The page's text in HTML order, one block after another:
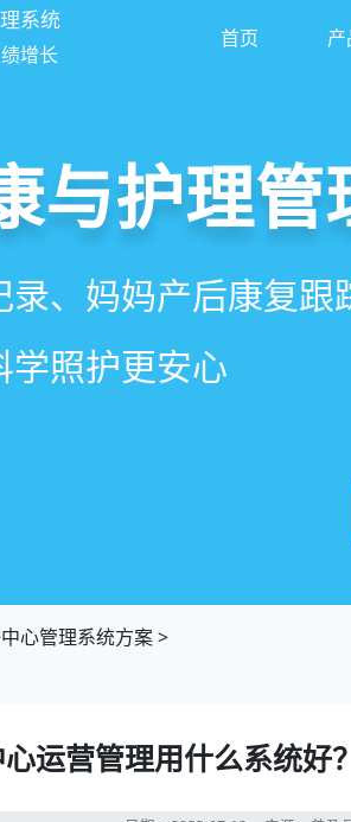
系统
增长
首页
中心管理
心入住、护理、餐
程管理
与护理管
录、妈妈产后康复跟
学照护更安心
约管理
住、智能排房、资
与客户满意度
与智能锁
制、精准营销、客
转介绍
心管理系统方案>
运营管理用什么系统好